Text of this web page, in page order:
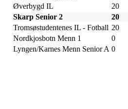
Øverbygd IL
20
Skarp Senior 2
20
Tromsøstudentenes IL - Fotball 20
Nordkjosbotn Menn 1
0
Lyngen/Karnes Menn Senior A 0